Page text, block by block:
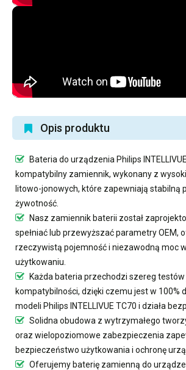
Opis produktu
Bateria do urządzenia Philips
kompatybilny zamiennik, wykonany z
litowo-jonowych, które zapewniają stabilną
żywotność.
Nasz zamiennik baterii został
spełniać lub przewyższać parametry OEM,
rzeczywistą pojemność i niezawodną moc
użytkowaniu.
Każda bateria przechodzi szereg testów
kompatybilności, dzięki czemu jest w 100%
modeli Philips INTELLIVUE TC70 i działa
Solidna obudowa z wytrzymałego
oraz wielopoziomowe zabezpieczenia
bezpieczeństwo użytkowania i ochronę
Oferujemy baterię zamienną do